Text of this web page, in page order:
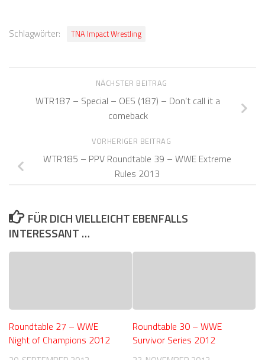
Schlagwörter: TNA Impact Wrestling
NÄCHSTER BEITRAG
WTR187 – Special – OES (187) – Don’t call it a
comeback
VORHERIGER BEITRAG
WTR185 – PPV Roundtable 39 – WWE Extreme
Rules 2013
FÜR DICH VIELLEICHT EBENFALLS
INTERESSANT …
Roundtable 27 – WWE
Night of Champions 2012
Roundtable 30 – WWE
Survivor Series 2012